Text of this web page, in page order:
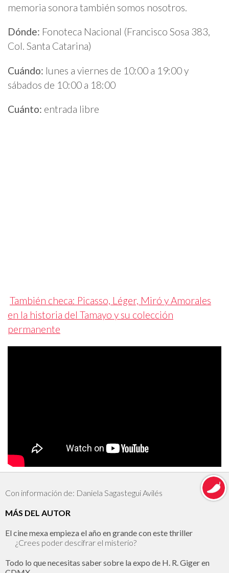
memoria sonora también somos nosotros.
Dónde: Fonoteca Nacional (Francisco Sosa 383,
Col. Santa Catarina)
Cuándo: lunes a viernes de 10:00 a 19:00 y
sábados de 10:00 a 18:00
Cuánto: entrada libre
También checa: Picasso, Léger, Miró y Amorales
en la historia del Tamayo y su colección
permanente
Con información de: Daniela Sagastegui Avilés
MÁS DEL AUTOR
El cine mexa empieza el año en grande con este thriller
¿Crees poder descifrar el misterio?
Todo lo que necesitas saber sobre la expo de H. R. Giger en